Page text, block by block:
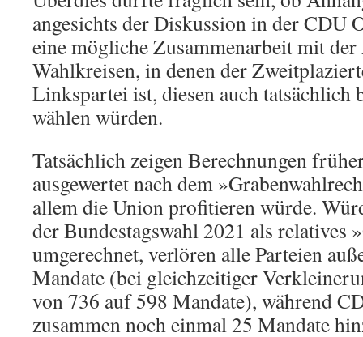
angesichts der Diskussion in der CDU
eine mögliche Zusammenarbeit mit
Wahlkreisen, in denen der
Linkspartei ist, diesen auch tatsächlich
wählen würden.
Tatsächlich zeigen Berechnungen
ausgewertet nach dem
allem die Union profitieren würde.
der Bundestagswahl 2021 als relatives
umgerechnet, verlören alle Parteien
Mandate (bei gleichzeitiger
von 736 auf 598 Mandate), während
zusammen noch einmal 25 Mandate